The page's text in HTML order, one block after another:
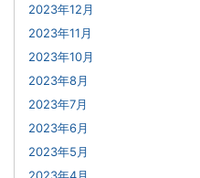
2023年12月
2023年11月
2023年10月
2023年8月
2023年7月
2023年6月
2023年5月